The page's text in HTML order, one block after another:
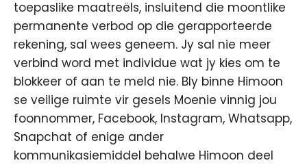
toepaslike maatreëls, insluitend die moontlike
permanente verbod op die gerapporteerde
rekening, sal wees geneem. Jy sal nie meer
verbind word met individue wat jy kies om te
blokkeer of aan te meld nie. Bly binne Himoon
se veilige ruimte vir gesels Moenie vinnig jou
foonnommer, Facebook, Instagram, Whatsapp,
Snapchat of enige ander
kommunikasiemiddel behalwe Himoon deel